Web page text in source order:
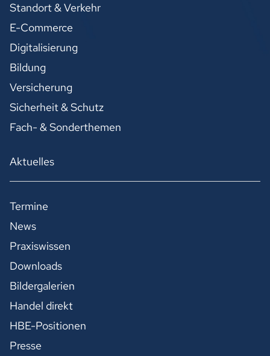
Standort & Verkehr
E-Commerce
Digitalisierung
Bildung
Versicherung
Sicherheit & Schutz
Fach- & Sonderthemen
Aktuelles
Termine
News
Praxiswissen
Downloads
Bildergalerien
Handel direkt
HBE-Positionen
Presse